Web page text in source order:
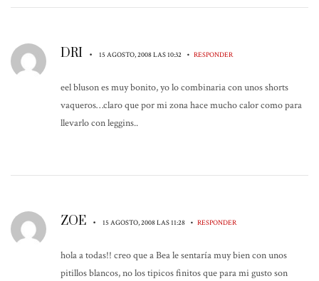
DRI • 15 AGOSTO, 2008 LAS 10:32 • RESPONDER
eel bluson es muy bonito, yo lo combinaria con unos shorts
vaqueros…claro que por mi zona hace mucho calor como para
llevarlo con leggins..
ZOE • 15 AGOSTO, 2008 LAS 11:28 • RESPONDER
hola a todas!! creo que a Bea le sentaría muy bien con unos
pitillos blancos, no los tipicos finitos que para mi gusto son